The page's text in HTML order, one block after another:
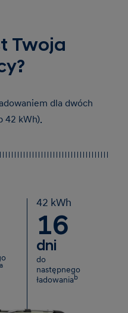
Twoja
dla dwóch
42 kWh).
a
42 kWh
16
dni
do
następnego
ładowaniab